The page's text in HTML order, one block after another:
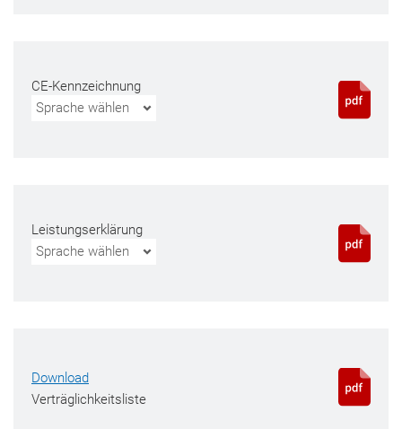
CE-Kennzeichnung
Sprache wählen
Leistungserklärung
Sprache wählen
Download
Verträglichkeitsliste